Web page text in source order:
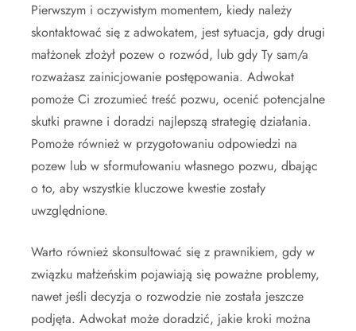
Pierwszym i oczywistym momentem, kiedy należy
skontaktować się z adwokatem, jest sytuacja, gdy drugi
małżonek złożył pozew o rozwód, lub gdy Ty sam/a
rozważasz zainicjowanie postępowania. Adwokat
pomoże Ci zrozumieć treść pozwu, ocenić potencjalne
skutki prawne i doradzi najlepszą strategię działania.
Pomoże również w przygotowaniu odpowiedzi na
pozew lub w sformułowaniu własnego pozwu, dbając
o to, aby wszystkie kluczowe kwestie zostały
uwzględnione.
Warto również skonsultować się z prawnikiem, gdy w
związku małżeńskim pojawiają się poważne problemy,
nawet jeśli decyzja o rozwodzie nie została jeszcze
podjęta. Adwokat może doradzić, jakie kroki można